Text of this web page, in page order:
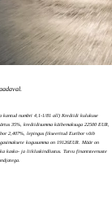
kantud numbri 4,1-1/81 all) Krediidi kulukuse
35%, krediidisumma käibemaksuga 22500 EUR,
2,407%, lepingus fikseeritud Euribor võib
kogusumma on 19126EUR. Määr on
kasko- ja liikluskindlustus. Tutvu finantsteenuste